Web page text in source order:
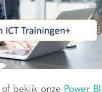
of bekijk onze Power